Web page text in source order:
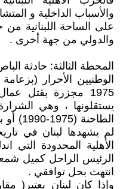
والأسباب الداخلية و
على الساحة اللبنانية من
والدولي من جهة أخرى .
المحطة الثالثة: حادثة
يستقلونها ، وهي
لم يشهدها لبنان في
الرئيس الراحل كميل
انتهت بحل توافقي .
وإذا كان لبنان يعتبر(